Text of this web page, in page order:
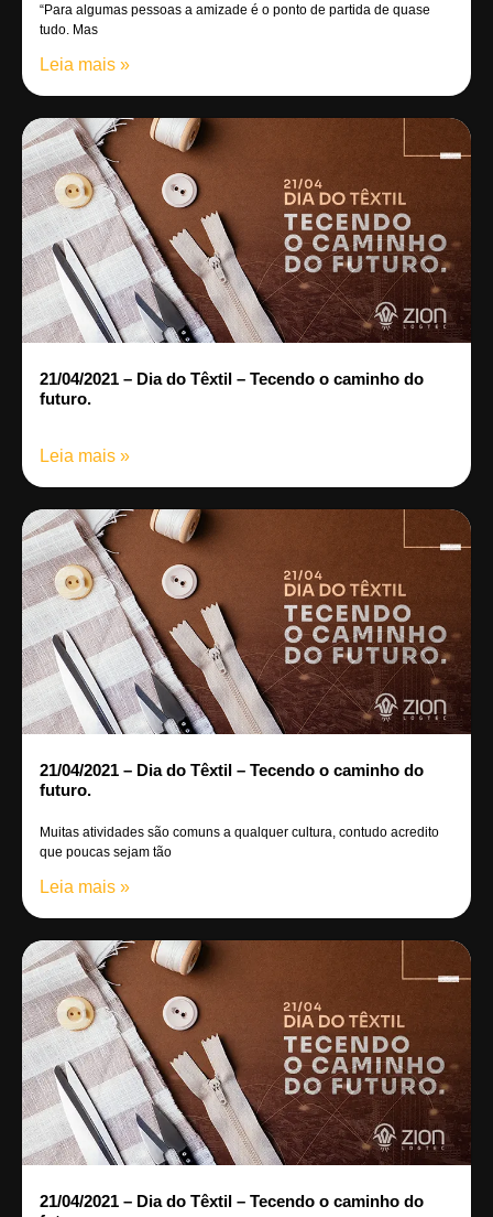
“Para algumas pessoas a amizade é o ponto de partida de quase
tudo. Mas
Leia mais »
21/04/2021 – Dia do Têxtil – Tecendo o caminho do
futuro.
Leia mais »
21/04/2021 – Dia do Têxtil – Tecendo o caminho do
futuro.
Muitas atividades são comuns a qualquer cultura, contudo acredito
que poucas sejam tão
Leia mais »
21/04/2021 – Dia do Têxtil – Tecendo o caminho do